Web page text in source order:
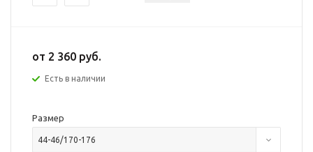
от 2 360 руб.
Есть в наличии
Размер
44-46/170-176